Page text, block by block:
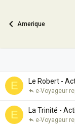
Amerique
E Le Robert -
e-Voyageur
E La Trinité -
e-Voyageur